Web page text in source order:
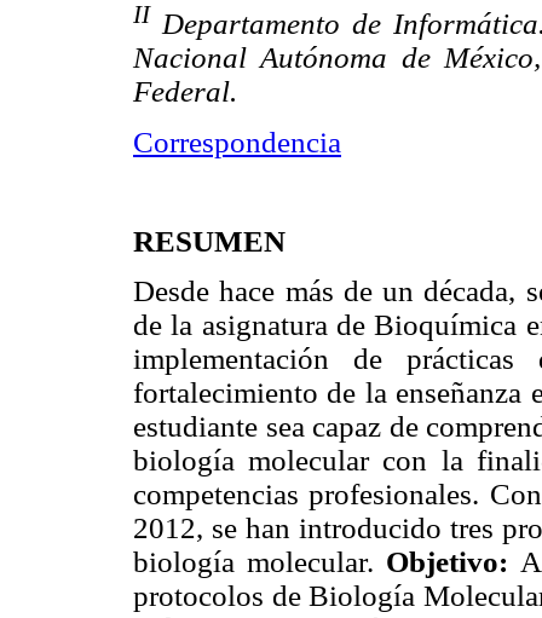
II Departamento de
Nacional Autónoma de
Federal.
Correspondencia
RESUMEN
Desde hace más de un década,
de la asignatura de Bioquímica
implementación de
fortalecimiento de la
estudiante sea capaz de
biología molecular con la
competencias profesionales.
2012, se han introducido tres
biología molecular. Objetivo:
protocolos de Biología